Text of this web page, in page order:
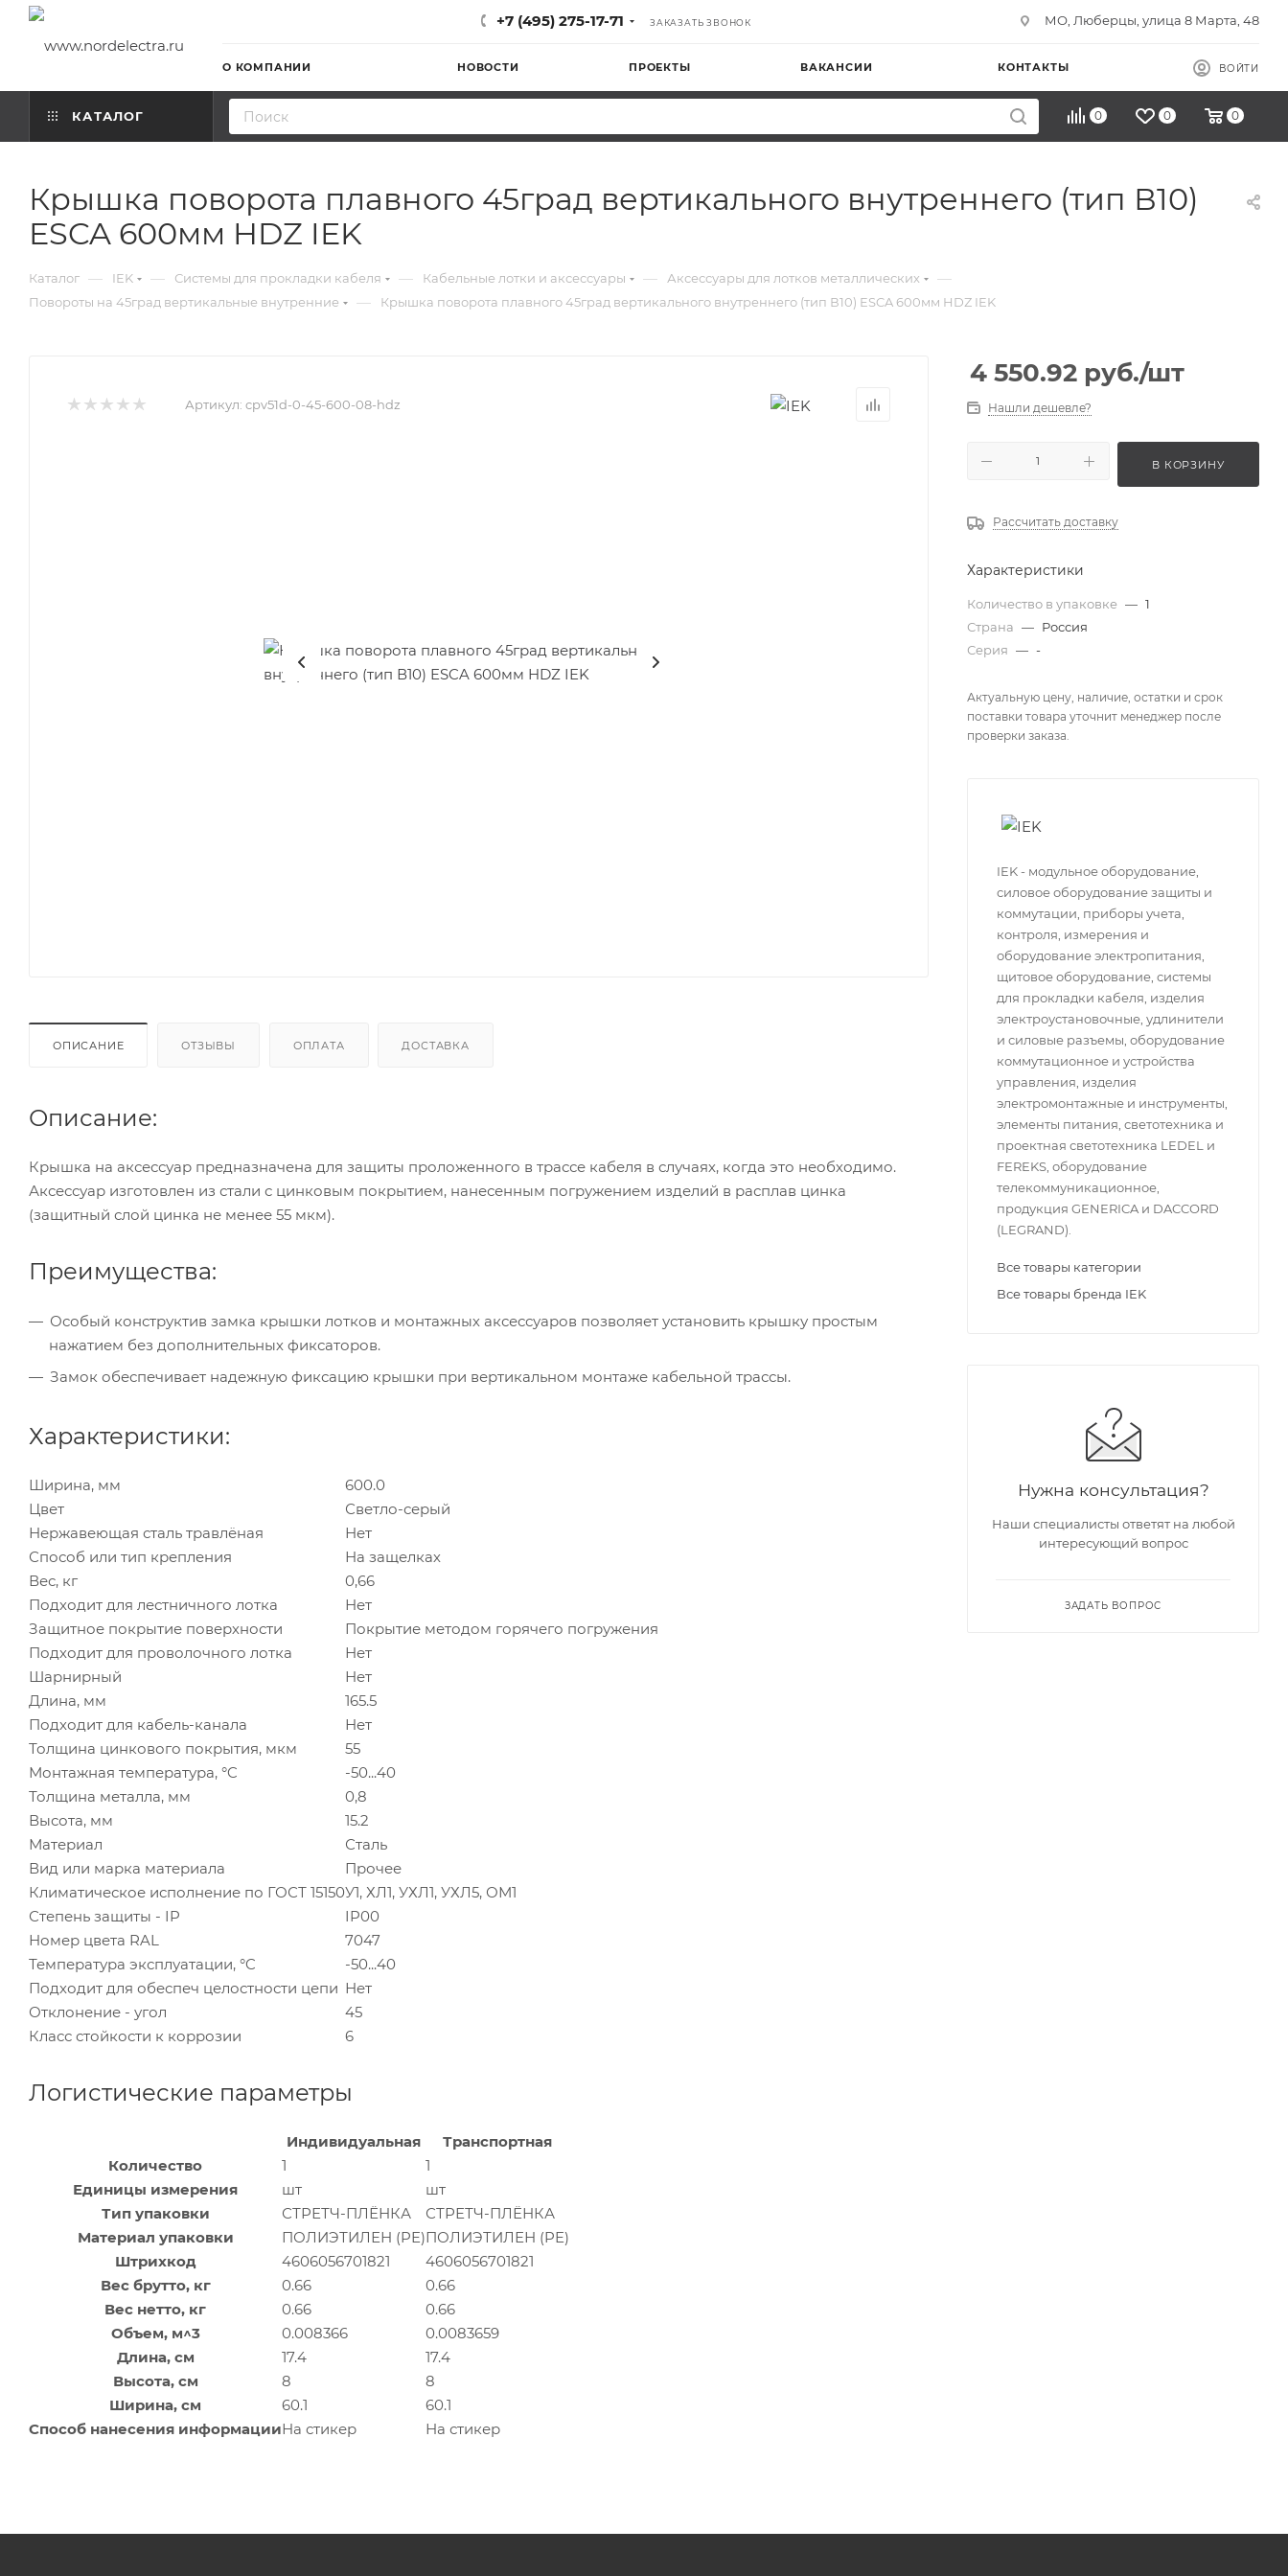
+7 (495) 275-17-71 ЗАКАЗАТЬ ЗВОНОК МО, Люберцы, улица 8 Марта, 48
О КОМПАНИИ НОВОСТИ ПРОЕКТЫ ВАКАНСИИ КОНТАКТЫ ВОЙТИ
КАТАЛОГ 0 0 0
Крышка поворота плавного 45град вертикального внутреннего (тип В10)
ESCA 600мм HDZ IEK
Каталог — IEK — Системы для прокладки кабеля — Кабельные лотки и аксессуары — Аксессуары для лотков металлических —
Повороты на 45град вертикальные внутренние — Крышка поворота плавного 45град вертикального внутреннего (тип В10) ESCA 600мм HDZ IEK
Артикул: cpv51d-0-45-600-08-hdz
ОПИСАНИЕ ОТЗЫВЫ ОПЛАТА ДОСТАВКА
Описание:
Крышка на аксессуар предназначена для защиты проложенного в трассе кабеля в случаях, когда это необходимо.
Аксессуар изготовлен из стали с цинковым покрытием, нанесенным погружением изделий в расплав цинка
(защитный слой цинка не менее 55 мкм).
Преимущества:
Особый конструктив замка крышки лотков и монтажных аксессуаров позволяет установить крышку простым
нажатием без дополнительных фиксаторов.
Замок обеспечивает надежную фиксацию крышки при вертикальном монтаже кабельной трассы.
Характеристики:
Ширина, мм
600.0
Цвет
Светло-серый
Нержавеющая сталь травлёная
Нет
Способ или тип крепления
На защелках
Вес, кг
0,66
Подходит для лестничного лотка
Нет
Защитное покрытие поверхности
Покрытие методом горячего погружения
Подходит для проволочного лотка
Нет
Шарнирный
Нет
Длина, мм
165.5
Подходит для кабель-канала
Нет
Толщина цинкового покрытия, мкм
55
Монтажная температура, °C
-50...40
Толщина металла, мм
0,8
Высота, мм
15.2
Материал
Сталь
Вид или марка материала
Прочее
Климатическое исполнение по ГОСТ 15150У1, ХЛ1, УХЛ1, УХЛ5, ОМ1
Степень защиты - IP
IP00
Номер цвета RAL
7047
Температура эксплуатации, °C
-50...40
Подходит для обеспеч целостности цепи Нет
Отклонение - угол
45
Класс стойкости к коррозии
6
Логистические параметры
Индивидуальная
Транспортная
Количество
1
1
Единицы измерения
шт
шт
Тип упаковки
СТРЕТЧ-ПЛЁНКА
СТРЕТЧ-ПЛЁНКА
Материал упаковки
ПОЛИЭТИЛЕН (PE)ПОЛИЭТИЛЕН (PE)
Штрихкод
4606056701821
4606056701821
Вес брутто, кг
0.66
0.66
Вес нетто, кг
0.66
0.66
Объем, м^3
0.008366
0.0083659
Длина, см
17.4
17.4
Высота, см
8
8
Ширина, см
60.1
60.1
Способ нанесения информацииНа стикер На стикер
4 550.92 руб./шт
Нашли дешевле?
В КОРЗИНУ
Рассчитать доставку
Характеристики
Количество в упаковке — 1
Страна — Россия
Серия — -
Актуальную цену, наличие, остатки и срок
поставки товара уточнит менеджер после
проверки заказа.
IEK - модульное оборудование,
силовое оборудование защиты и
коммутации, приборы учета,
контроля, измерения и
оборудование электропитания,
щитовое оборудование, системы
для прокладки кабеля, изделия
электроустановочные, удлинители
и силовые разъемы, оборудование
коммутационное и устройства
управления, изделия
электромонтажные и инструменты,
элементы питания, светотехника и
проектная светотехника LEDEL и
FEREKS, оборудование
телекоммуникационное,
продукция GENERICA и DACCORD
(LEGRAND).
Все товары категории
Все товары бренда IEK
Нужна консультация?
Наши специалисты ответят на любой
интересующий вопрос
ЗАДАТЬ ВОПРОС